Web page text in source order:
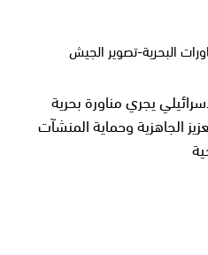
يجري مناورة بحرية
الجاهزية وحماية المنشآت